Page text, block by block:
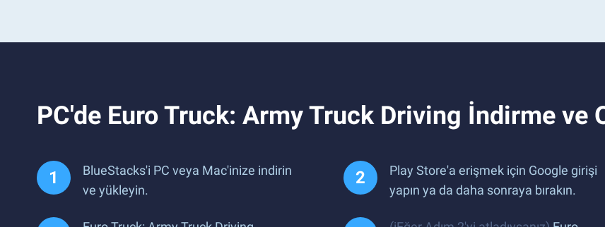
PC'de Euro Truck: Army Truck Driving İndirme ve
BlueStacks'i PC veya Mac'inize indirin
ve yükleyin.
Play Store'a erişmek için Google girişi
yapın ya da daha sonraya bırakın.